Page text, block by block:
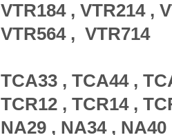
VTR184 , VTR214 ,
VTR564 , VTR714
TCA33 , TCA44 ,
TCR12 , TCR14 ,
NA29 , NA34 ,